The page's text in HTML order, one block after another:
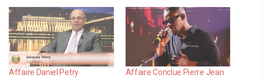
Affaire Daniel Petry
Affaire Conclue Pierre Jean